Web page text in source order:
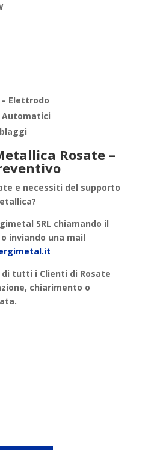
– Elettrodo
Automatici
Rosate –
e necessiti del supporto
?
SRL chiamando il
o inviando una mail
di tutti i Clienti di Rosate
chiarimento o
.